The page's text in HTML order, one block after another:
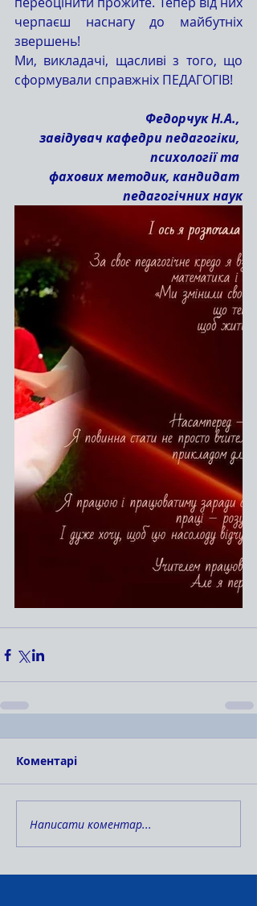
черпаєш наснагу до майбутніх
звершень!
Ми, викладачі, щасливі з того, що
сформували справжніх ПЕДАГОГІВ!
Федорчук Н.А.,
завідувач кафедри педагогіки,
психології та
фахових методик, кандидат
педагогічних наук
Коментарі
Написати коментар...